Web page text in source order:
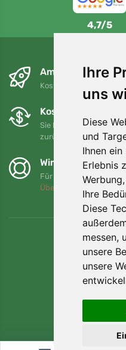
Ihre
uns
Diese
und
Ihnen
Erlebnis
Ihre
Diese
messen,
unsere
unsere
4,7/5
Am nächsten Tag
Kostenloser Versand
Kostenloser
Sie können Ihre
zurückgeben oder
Wir unterstützen
Für jede Bestellung
Über uns